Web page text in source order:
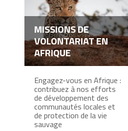
MISSIONS DE
VOLONTARIAT EN
AFRIQUE
Engagez-vous en Afrique :
contribuez à nos efforts
de développement des
communautés locales et
de protection de la vie
sauvage